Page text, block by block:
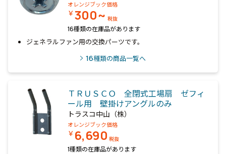
オレンジブック価格
￥300~ 税抜
16種類の在庫品があります
ジェネラルファン用の交換パーツです。
16種類の商品一覧へ
ＴＲＵＳＣＯ 全閉式工場扇 ゼフィ
ール用 壁掛けアングルのみ
トラスコ中山（株）
オレンジブック価格
￥ 6,690 税抜
1種類の在庫品があります